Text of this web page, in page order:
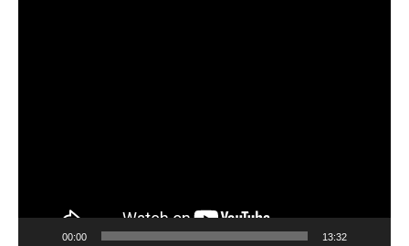
00:00 13:32